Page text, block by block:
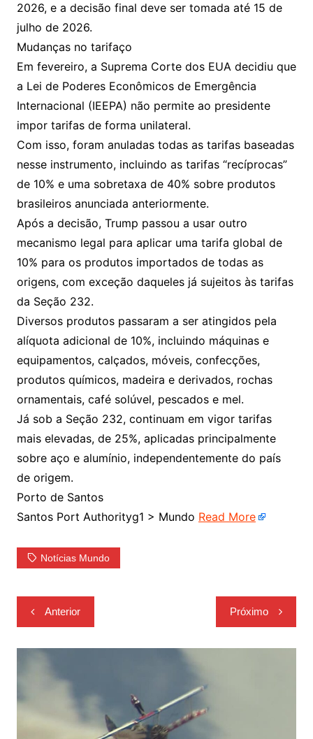
2026, e a decisão final deve ser tomada até 15 de
julho de 2026.
Mudanças no tarifaço
Em fevereiro, a Suprema Corte dos EUA decidiu que
a Lei de Poderes Econômicos de Emergência
Internacional (IEEPA) não permite ao presidente
impor tarifas de forma unilateral.
Com isso, foram anuladas todas as tarifas baseadas
nesse instrumento, incluindo as tarifas “recíprocas”
de 10% e uma sobretaxa de 40% sobre produtos
brasileiros anunciada anteriormente.
Após a decisão, Trump passou a usar outro
mecanismo legal para aplicar uma tarifa global de
10% para os produtos importados de todas as
origens, com exceção daqueles já sujeitos às tarifas
da Seção 232.
Diversos produtos passaram a ser atingidos pela
alíquota adicional de 10%, incluindo máquinas e
equipamentos, calçados, móveis, confecções,
produtos químicos, madeira e derivados, rochas
ornamentais, café solúvel, pescados e mel.
Já sob a Seção 232, continuam em vigor tarifas
mais elevadas, de 25%, aplicadas principalmente
sobre aço e alumínio, independentemente do país
de origem.
Porto de Santos
Santos Port Authorityg1 > Mundo Read More
Notícias Mundo
Navegação
de
Post
Anterior Próximo